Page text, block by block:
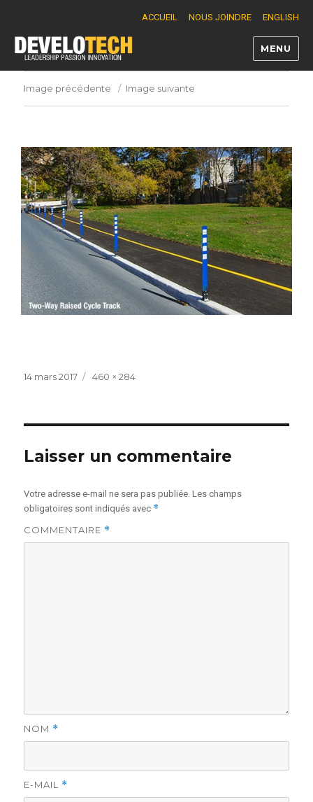
ACCUEIL NOUS JOINDRE ENGLISH
Develotech
MENU
Image précédente Image suivante
Publié
14 mars 2017
Taille
460 × 284
Laisser un commentaire
Votre adresse e-mail ne sera pas publiée. Les champs
obligatoires sont indiqués avec *
COMMENTAIRE *
NOM *
E-MAIL *